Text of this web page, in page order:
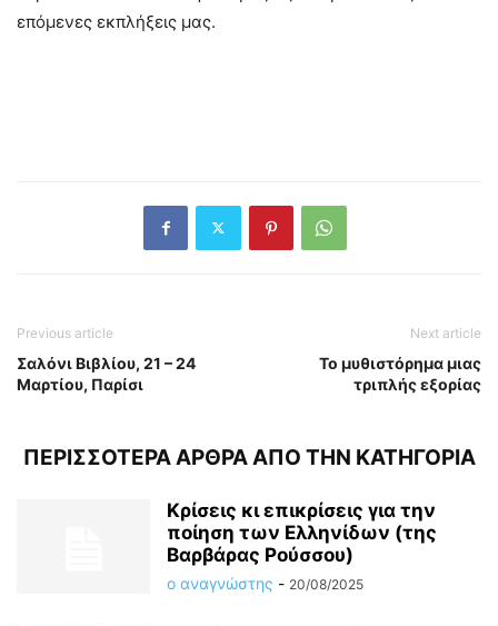
επόμενες εκπλήξεις μας.
Previous article
Σαλόνι Βιβλίου, 21 – 24
Μαρτίου, Παρίσι
Next article
Το μυθιστόρημα μιας
τριπλής εξορίας
ΠΕΡΙΣΣΟΤΕΡΑ ΑΡΘΡΑ ΑΠΟ ΤΗΝ ΚΑΤΗΓΟΡΙΑ
Kρίσεις κι επικρίσεις για την
ποίηση των Ελληνίδων (της
Βαρβάρας Ρούσσου)
ο αναγνώστης - 20/08/2025